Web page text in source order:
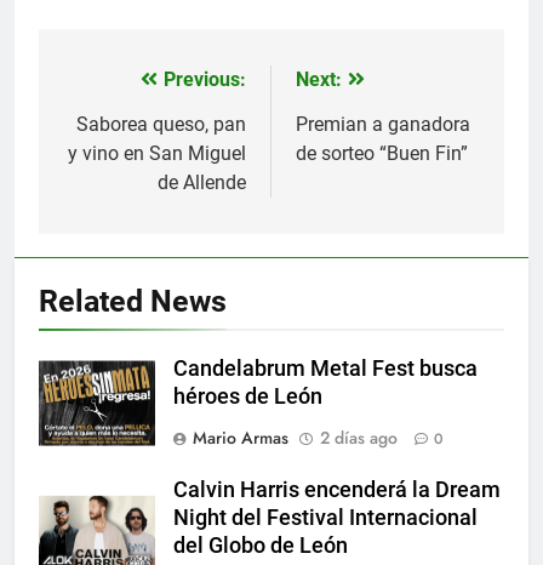
Navegación
de
entradas
Previous:
Saborea queso, pan
y vino en San Miguel
de Allende
Next:
Premian a ganadora
de sorteo “Buen Fin”
Related News
Candelabrum Metal Fest busca
héroes de León
Mario Armas
2 días ago 0
Calvin Harris encenderá la Dream
Night del Festival Internacional
del Globo de León